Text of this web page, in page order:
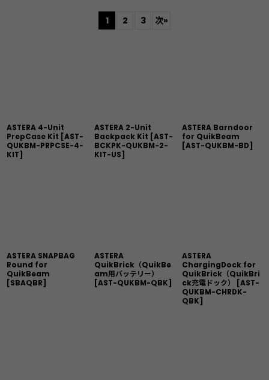
1 2 3 次»
ASTERA 4-Unit
PrepCase Kit [AST-
QUKBM-PRPCSE-4-
KIT]
ASTERA 2-Unit
Backpack Kit [AST-
BCKPK-QUKBM-2-
KIT-US]
ASTERA Barndoor
for QuikBeam
[AST-QUKBM-BD]
ASTERA SNAPBAG
Round for
QuikBeam
[SBAQBR]
ASTERA
QuikBrick（QuikBe
am用バッテリー）
[AST-QUKBM-QBK]
ASTERA
ChargingDock for
QuikBrick（QuikBri
ck充電ドック）
[AST-
QUKBM-CHRDK-
QBK]